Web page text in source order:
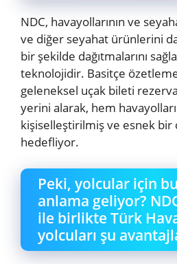
NDC, havayollarının ve
ve diğer seyahat ürünlerini
bir şekilde dağıtmalarını
teknolojidir. Basitçe
geleneksel uçak bileti
yerini alarak, hem
kişiselleştirilmiş ve esnek bir
hedefliyor.
Peki, yolcular için
anlama geliyor?
ile birlikte Türk
yolcuları şu